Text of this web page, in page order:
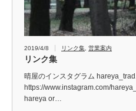
2019/4/8 リンク集 営業案内
リンク集
晴屋のインスタグラム
https://www.instagram.com/
hareya or…